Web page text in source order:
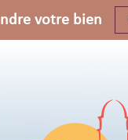
votre bien